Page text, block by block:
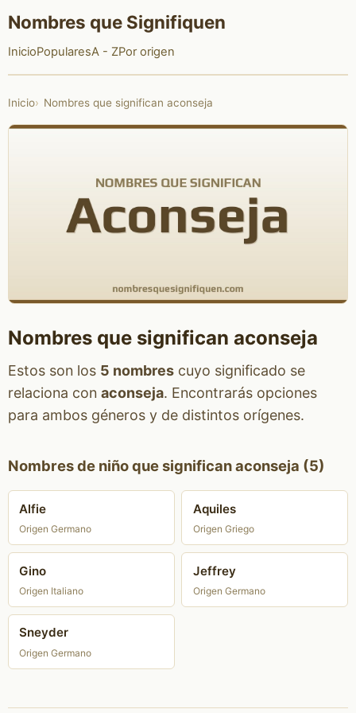
Nombres que Signifiquen
InicioPopularesA - ZPor origen
Inicio Nombres que significan aconseja
Nombres que significan aconseja
Estos son los 5 nombrescuyo significado se
relaciona con aconseja. Encontrarás opciones
para ambos géneros y de distintos orígenes.
Nombres de niño que significan aconseja (5)
Alfie
Origen Germano
Aquiles
Origen Griego
Gino
Origen Italiano
Jeffrey
Origen Germano
Sneyder
Origen Germano